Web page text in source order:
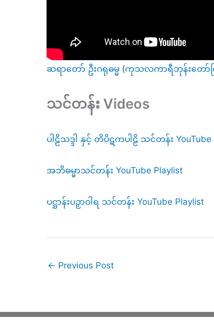
ဆရာတော် ဦးဂရုဓမ္မ (ကုသလကာရီဘုန်းတော်က
သင်တန်း Videos
ပါဠိသဒ္ဒါ နှင့် တိပိဋကပါဠိ သင်တန်း YouTube
အဘိဓမ္မာသင်တန်း YouTube Playlist
ပဋ္ဌာန်းပဉှာဝါရ သင်တန်း YouTube Playlist
← Previous Post